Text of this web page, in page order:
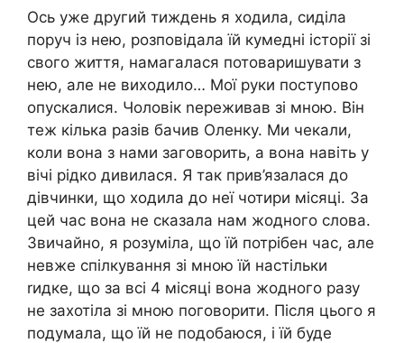
Ось уже другий тиждень я ходила, сиділа
поруч із нею, розповідала їй кумедні історії зі
свого життя, намагалася потоваришувати з
нею, але не виходило… Мої руки поступово
опускалися. Чоловік nереживав зі мною. Він
теж кілька разів бачив Оленку. Ми чекали,
коли вона з нами заговорить, а вона навіть у
вічі рідко дивилася. Я так прив’язалася до
дівчинки, що ходила до неї чотири місяці. За
цей час вона не сказала нам жодного слова.
Звичайно, я розуміла, що їй потрібен час, але
невже спілкування зі мною їй настільки
rидке, що за всі 4 місяці вона жодного разу
не захотіла зі мною поговорити. Після цього я
подумала, що їй не подобаюся, і їй буде